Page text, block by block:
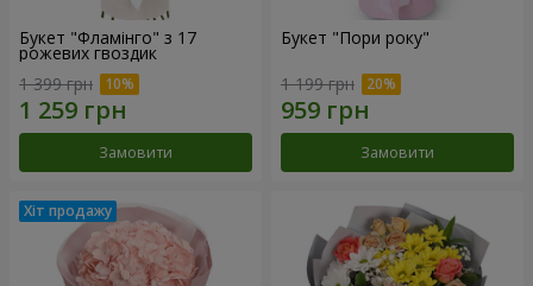
Букет "Фламінго" з 17
рожевих гвоздик
1 399 грн
Замовити
Букет "Пори року"
1 199 грн
Замовити